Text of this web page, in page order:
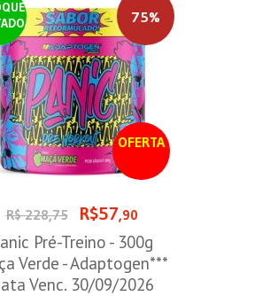
OFERTA
75%
R$ 228,75 R$57,90
Pré-Treino - 300g
Verde - Adaptogen***
Venc. 30/09/2026